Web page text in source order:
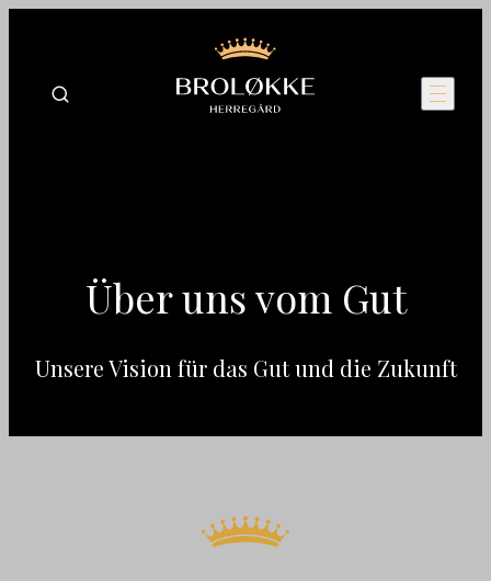
Über uns vom Gut
Unsere Vision für das Gut und die Zukunft